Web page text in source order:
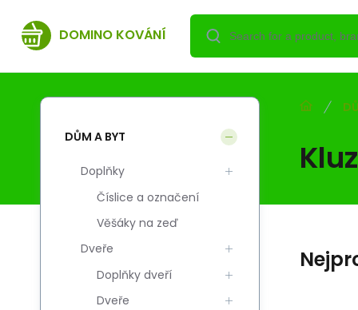
DOMINO KOVÁNÍ
DŮM A BYT
Doplňky
Číslice a označení
Věšáky na zeď
Dveře
Doplňky dveří
Dveře